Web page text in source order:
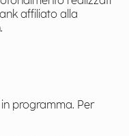
affiliato alla
programma. Per